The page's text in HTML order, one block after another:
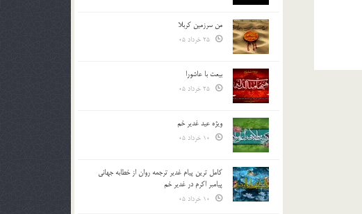
من سرزمین کربلا
بیعت با عاشورا
ویژه عید غدیر خم
کامل ترین پیام غدیر ترجمه روان از خطابه جهانی
پیامبر اکرم در غدیر خم